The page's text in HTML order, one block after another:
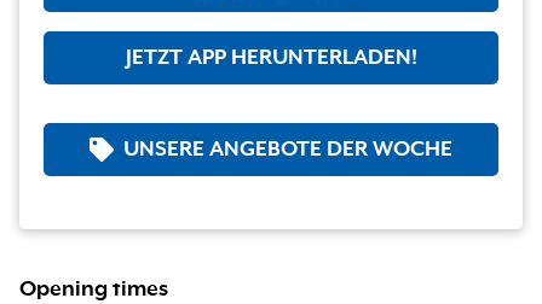
JETZT APP HERUNTERLADEN!
UNSERE ANGEBOTE DER WOCHE
Opening times